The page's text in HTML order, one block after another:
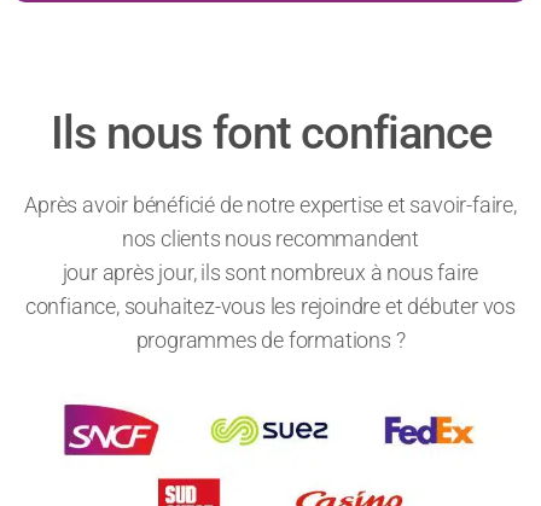
Ils nous font confiance
Après avoir bénéficié de notre expertise et savoir-faire,
nos clients nous recommandent
jour après jour, ils sont nombreux à nous faire
confiance, souhaitez-vous les rejoindre et débuter vos
programmes de formations ?